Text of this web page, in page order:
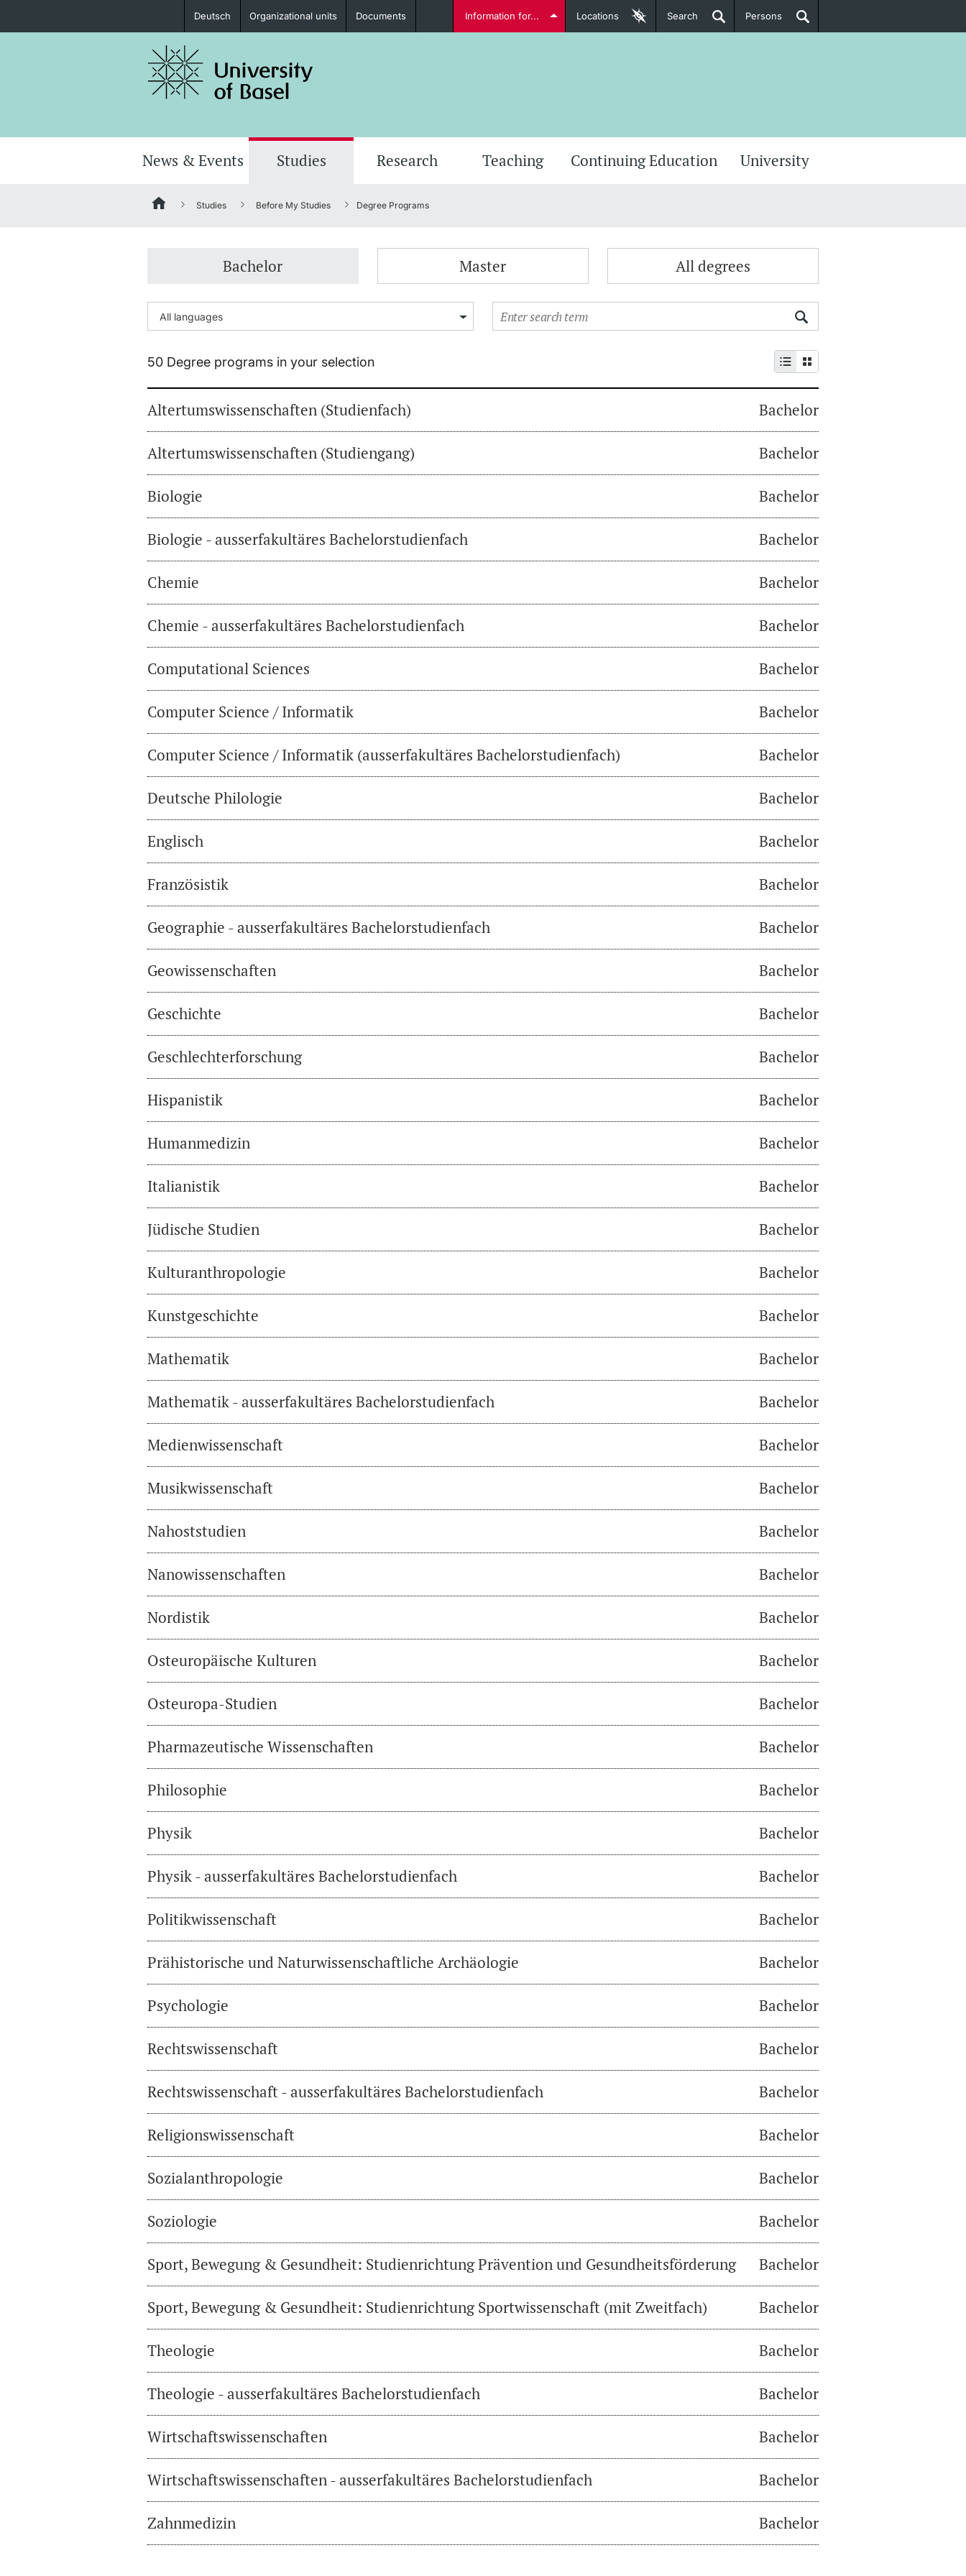
Prospective Students
Donors & Alumni
Further information Further information
Deutsch Organizational units Documents Information for... Locations Search Persons
News & Events Studies Research Teaching Continuing Education University
Studies Before My Studies Degree Programs
Bachelor Master All degrees
50 Degree programs in your selection
Altertumswissenschaften (Studienfach) Bachelor
Altertumswissenschaften (Studiengang) Bachelor
Biologie Bachelor
Biologie - ausserfakultäres Bachelorstudienfach Bachelor
Chemie Bachelor
Chemie - ausserfakultäres Bachelorstudienfach Bachelor
Computational Sciences Bachelor
Computer Science / Informatik Bachelor
Computer Science / Informatik (ausserfakultäres Bachelorstudienfach) Bachelor
Deutsche Philologie Bachelor
Englisch Bachelor
Französistik Bachelor
Geographie - ausserfakultäres Bachelorstudienfach Bachelor
Geowissenschaften Bachelor
Geschichte Bachelor
Geschlechterforschung Bachelor
Hispanistik Bachelor
Humanmedizin Bachelor
Italianistik Bachelor
Jüdische Studien Bachelor
Kulturanthropologie Bachelor
Kunstgeschichte Bachelor
Mathematik Bachelor
Mathematik - ausserfakultäres Bachelorstudienfach Bachelor
Medienwissenschaft Bachelor
Musikwissenschaft Bachelor
Nahoststudien Bachelor
Nanowissenschaften Bachelor
Nordistik Bachelor
Osteuropäische Kulturen Bachelor
Osteuropa-Studien Bachelor
Pharmazeutische Wissenschaften Bachelor
Philosophie Bachelor
Physik Bachelor
Physik - ausserfakultäres Bachelorstudienfach Bachelor
Politikwissenschaft Bachelor
Prähistorische und Naturwissenschaftliche Archäologie Bachelor
Psychologie Bachelor
Rechtswissenschaft Bachelor
Rechtswissenschaft - ausserfakultäres Bachelorstudienfach Bachelor
Religionswissenschaft Bachelor
Sozialanthropologie Bachelor
Soziologie Bachelor
Sport, Bewegung & Gesundheit: Studienrichtung Prävention und Gesundheitsförderung Bachelor
Sport, Bewegung & Gesundheit: Studienrichtung Sportwissenschaft (mit Zweitfach) Bachelor
Theologie Bachelor
Theologie - ausserfakultäres Bachelorstudienfach Bachelor
Wirtschaftswissenschaften Bachelor
Wirtschaftswissenschaften - ausserfakultäres Bachelorstudienfach Bachelor
Zahnmedizin Bachelor